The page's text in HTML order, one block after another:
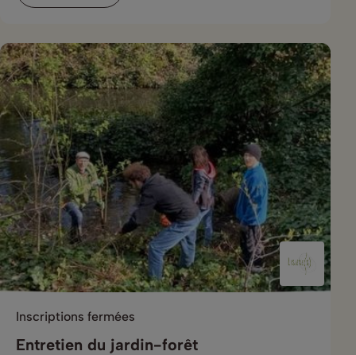
Inscriptions fermées
Entretien du jardin-forêt